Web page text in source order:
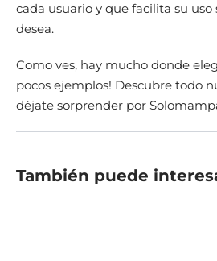
cada usuario y que facilita su uso
desea.
Como ves, hay mucho donde
pocos ejemplos! Descubre todo
déjate sorprender por
También puede